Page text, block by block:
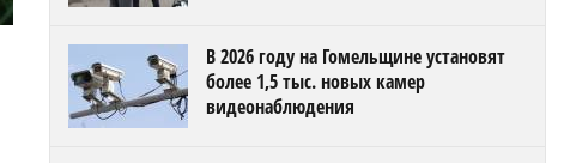
В 2026 году на Гомельщине установят
более 1,5 тыс. новых камер
видеонаблюдения